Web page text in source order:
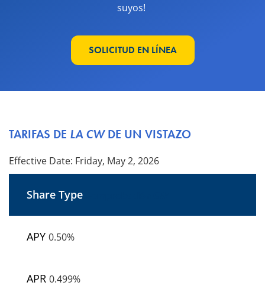
suyos!
SOLICITUD EN LÍNEA
TARIFAS DE LA CWDE UN VISTAZO
Effective Date: Friday, May 2, 2026
0.50%
0.499%